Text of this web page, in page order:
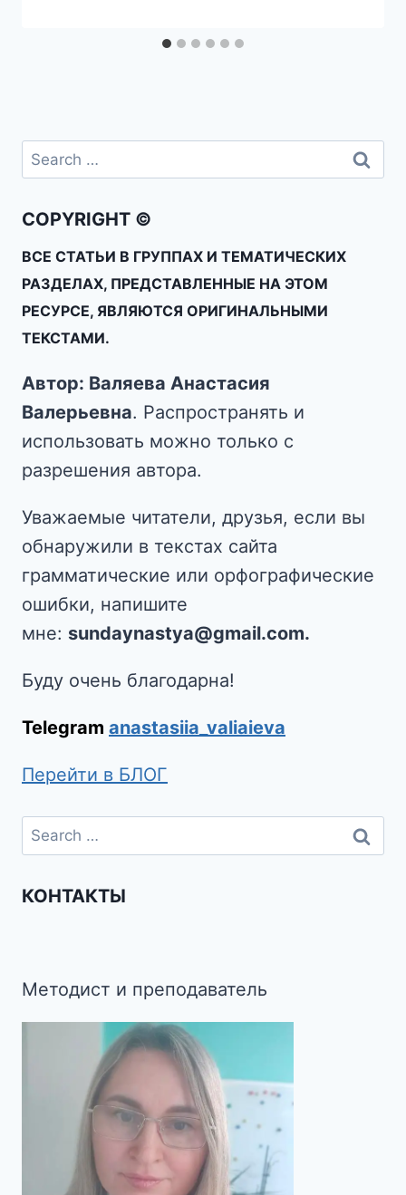
COPYRIGHT ©
ВСЕ СТАТЬИ В ГРУППАХ И ТЕМАТИЧЕСКИХ
РАЗДЕЛАХ, ПРЕДСТАВЛЕННЫЕ НА ЭТОМ
РЕСУРСЕ, ЯВЛЯЮТСЯ ОРИГИНАЛЬНЫМИ
ТЕКСТАМИ.
Автор: Валяева Анастасия
Валерьевна. Распространять и
использовать можно только с
разрешения автора.
Уважаемые читатели, друзья, если вы
обнаружили в текстах сайта
грамматические или орфографические
ошибки, напишите
мне: sundaynastya@gmail.com.
Буду очень благодарна!
Telegram anastasiia_valiaieva
Перейти в БЛОГ
КОНТАКТЫ
Методист и преподаватель